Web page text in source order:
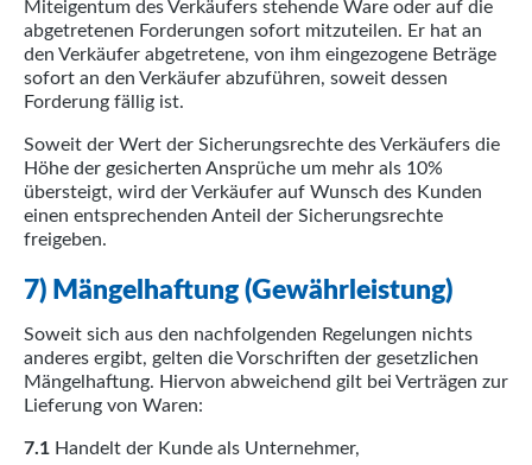
Miteigentum des Verkäufers stehende Ware oder auf die
abgetretenen Forderungen sofort mitzuteilen. Er hat an
den Verkäufer abgetretene, von ihm eingezogene Beträge
sofort an den Verkäufer abzuführen, soweit dessen
Forderung fällig ist.
Soweit der Wert der Sicherungsrechte des Verkäufers die
Höhe der gesicherten Ansprüche um mehr als 10%
übersteigt, wird der Verkäufer auf Wunsch des Kunden
einen entsprechenden Anteil der Sicherungsrechte
freigeben.
7) Mängelhaftung (Gewährleistung)
Soweit sich aus den nachfolgenden Regelungen nichts
anderes ergibt, gelten die Vorschriften der gesetzlichen
Mängelhaftung. Hiervon abweichend gilt bei Verträgen zur
Lieferung von Waren:
7.1 Handelt der Kunde als Unternehmer,